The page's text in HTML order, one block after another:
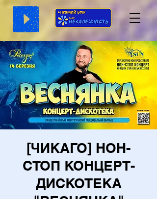
[ЧИКАГО] НОН-
СТОП КОНЦЕРТ-
ДИСКОТЕКА